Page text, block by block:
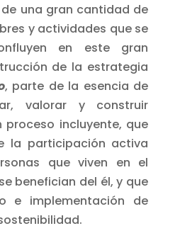
una gran cantidad de
y actividades que se
en este gran
de la estrategia
, parte de la esencia de
valorar y construir
proceso incluyente, que
la participación activa
que viven en el
benefician del él, y que
e implementación de